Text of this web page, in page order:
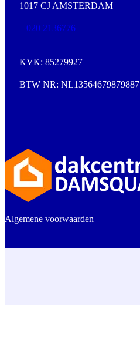
1017 CJ AMSTERDAM
020 2136776
KVK: 85279927
BTW NR: NL13564679879887
Algemene voorwaarden